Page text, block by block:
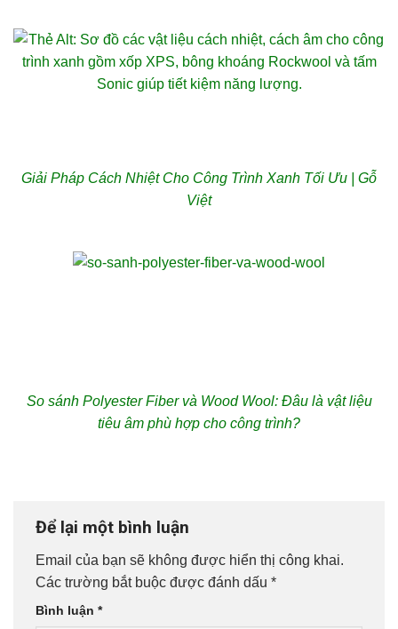
Giải Pháp Cách Nhiệt Cho Công Trình Xanh Tối Ưu | Gỗ
Việt
So sánh Polyester Fiber và Wood Wool: Đâu là vật liệu
tiêu âm phù hợp cho công trình?
Để lại một bình luận
Email của bạn sẽ không được hiển thị công khai.
Các trường bắt buộc được đánh dấu *
Bình luận *